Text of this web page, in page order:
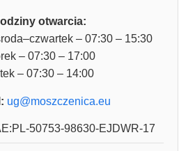
otwarcia:
– 07:30 – 15:30
– 07:30 – 17:00
– 07:30 – 14:00
ug@moszczenica.eu
50753-98630-EJDWR-17